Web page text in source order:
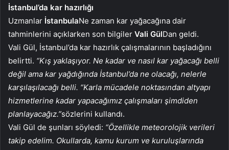
İstanbul’da kar hazırlığı
Uzmanlar İstanbulaNe zaman kar yağacağına dair
tahminlerini açıklarken son bilgiler Vali GülDan geldi.
Vali Gül, İstanbul’da kar hazırlık çalışmalarının başladığını
belirtti. “Kış yaklaşıyor. Ne kadar ve nasıl kar yağacağı belli
değil ama kar yağdığında İstanbul’da ne olacağı, nelerle
karşılaşılacağı belli. “Karla mücadele noktasından altyapı
hizmetlerine kadar yapacağımız çalışmaları şimdiden
planlayacağız.”sözlerini kullandı.
Vali Gül de şunları söyledi: “Özellikle meteorolojik verileri
takip edelim. Okullarda, kamu kurum ve kuruluşlarında